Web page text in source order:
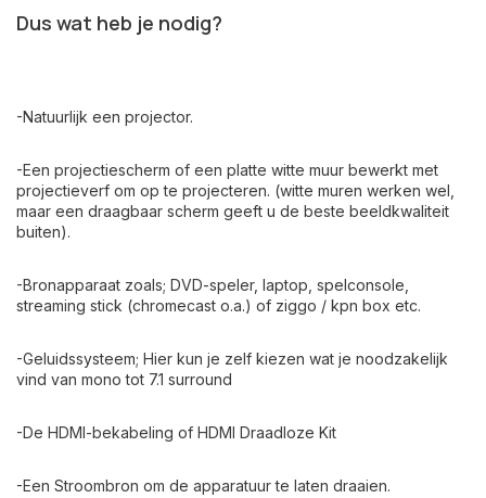
Dus wat heb je nodig?
-Natuurlijk een projector.
-Een projectiescherm of een platte witte muur bewerkt met
projectieverf om op te projecteren. (witte muren werken wel,
maar een draagbaar scherm geeft u de beste beeldkwaliteit
buiten).
-Bronapparaat zoals; DVD-speler, laptop, spelconsole,
streaming stick (chromecast o.a.) of ziggo / kpn box etc.
-Geluidssysteem; Hier kun je zelf kiezen wat je noodzakelijk
vind van mono tot 7.1 surround
-De HDMI-bekabeling of HDMI Draadloze Kit
-Een Stroombron om de apparatuur te laten draaien.